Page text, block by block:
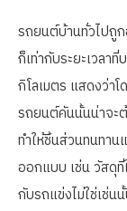
รถยนต์บ้านทั่วไปถู
ก็เท่ากับระยะเวลา
กิโลเมตร แสดงว่าโ
รถยนต์คันนั้นน่าจะต้
ทำให้ชิ้นส่วนทนทาน
ออกแบบ เช่น วัสดุ
กับรถแข่งไม่ใช่เช่น